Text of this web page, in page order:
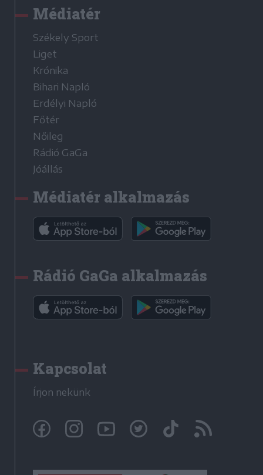
Médiatér
Székely Sport
Liget
Krónika
Bihari Napló
Erdélyi Napló
Főtér
Nőileg
Rádió GaGa
Jóállás
Médiatér alkalmazás
Rádió GaGa alkalmazás
Kapcsolat
Írjon nekünk